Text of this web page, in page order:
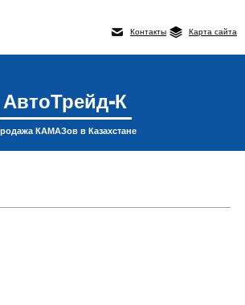
Контакты Карта сайта
АвтоТрейд-К
КАМАЗов в Казахстане